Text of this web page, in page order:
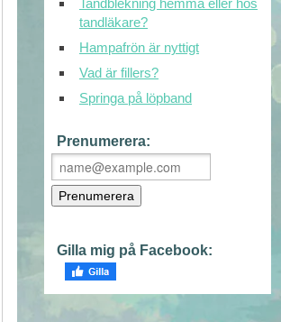
Tandblekning hemma eller hos
tandläkare?
Hampafrön är nyttigt
Vad är fillers?
Springa på löpband
Prenumerera:
Gilla mig på Facebook: